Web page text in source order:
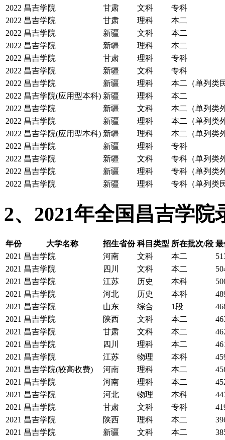
2022 昌吉学院 甘肃 文科
专科
2022 昌吉学院 甘肃 理科
本二
2022 昌吉学院 新疆 文科
本二
2022 昌吉学院 新疆 理科
本二
2022 昌吉学院 甘肃 理科
专科
2022 昌吉学院 新疆 文科
专科
2022 昌吉学院 新疆 理科
本二（单列类
2022 昌吉学院(应用型本科) 新疆 理科
本二
2022 昌吉学院 新疆 文科
本二（单列类
2022 昌吉学院 新疆 理科
本二（单列类
2022 昌吉学院(应用型本科) 新疆 理科
本二（单列类
2022 昌吉学院 新疆 理科
专科
2022 昌吉学院 新疆 文科
专科（单列类
2022 昌吉学院 新疆 理科
专科（单列类
2022 昌吉学院 新疆 理科 专科（单列类
2、2021年全国昌吉学院
年份 大学名称 招生省份 科目类型 所在批次/段 最
2021 昌吉学院 河南 文科 本二
2021 昌吉学院 四川 文科 本二
2021 昌吉学院 江苏 历史 本科
2021 昌吉学院 河北 历史 本科
2021 昌吉学院 山东 综合 1段
2021 昌吉学院 陕西 文科 本二
2021 昌吉学院 甘肃 文科 本二
2021 昌吉学院 四川 理科 本二
2021 昌吉学院 江苏 物理 本科
2021 昌吉学院(较高收费) 河南 理科 本二
2021 昌吉学院 河南 理科 本二
2021 昌吉学院 河北 物理 本科
2021 昌吉学院 甘肃 文科 专科
2021 昌吉学院 陕西 理科 本二
2021 昌吉学院 新疆 文科 本二